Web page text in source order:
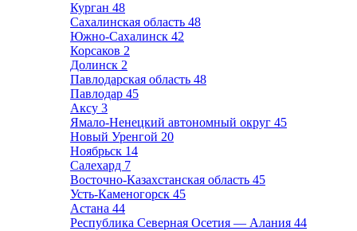
Курган 48
Сахалинская область 48
Южно-Сахалинск 42
Корсаков 2
Долинск 2
Павлодарская область 48
Павлодар 45
Аксу 3
Ямало-Ненецкий автономный округ 45
Новый Уренгой 20
Ноябрьск 14
Салехард 7
Восточно-Казахстанская область 45
Усть-Каменогорск 45
Астана 44
Республика Северная Осетия — Алания 44